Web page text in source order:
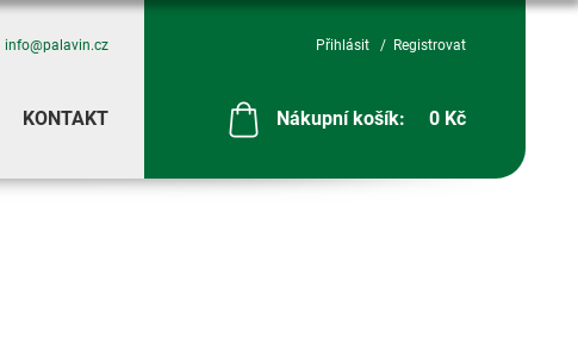
info@palavin.cz
KONTAKT
Přihlásit Registrovat
Nákupní košík: 0 Kč